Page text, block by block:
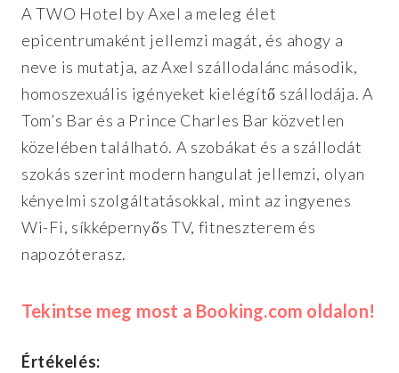
A TWO Hotel by Axel a meleg élet
epicentrumaként jellemzi magát, és ahogy a
neve is mutatja, az Axel szállodalánc második,
homoszexuális igényeket kielégítő szállodája. A
Tom’s Bar és a Prince Charles Bar közvetlen
közelében található. A szobákat és a szállodát
szokás szerint modern hangulat jellemzi, olyan
kényelmi szolgáltatásokkal, mint az ingyenes
Wi-Fi, síkképernyős TV, fitneszterem és
napozóterasz.
Tekintse meg most a Booking.com oldalon!
Értékelés: